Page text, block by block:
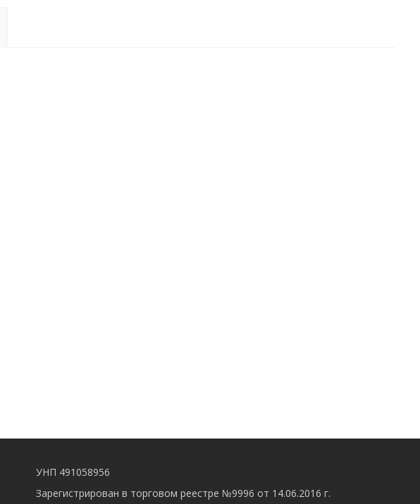
УНП 491058956
Зарегистрирован в торговом реестре №9996 от 14.06.2016 г.